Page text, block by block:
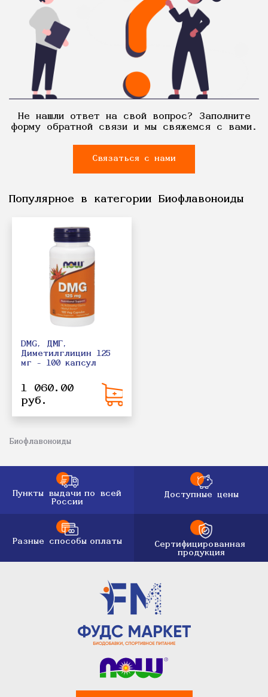
Не нашли ответ на свой вопрос? Заполните
форму обратной связи и мы свяжемся с вами.
Связаться с нами
Популярное в категории Биофлавоноиды
DMG, ДМГ,
Диметилглицин 125
мг - 100 капсул
1 060.00
руб.
Биофлавоноиды
Пункты выдачи по всей
России
Доступные цены
Разные способы оплаты
Сертифицированная
продукция